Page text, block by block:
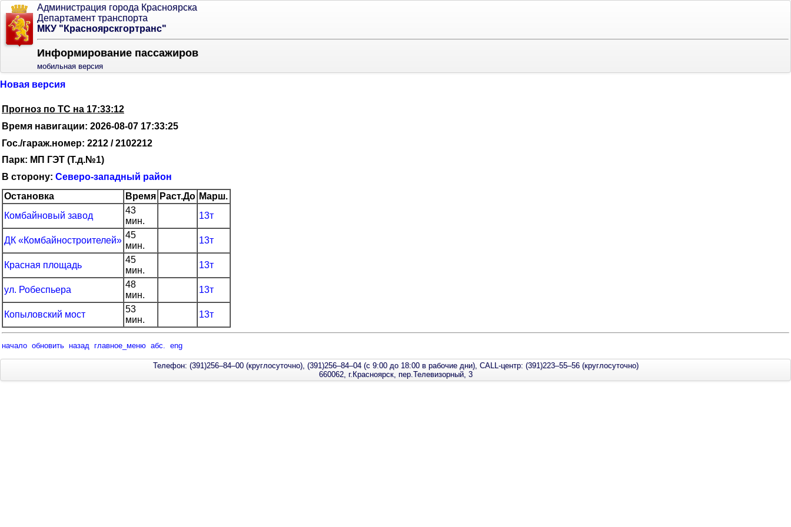
Администрация города Красноярска
Департамент транспорта
МКУ "Красноярскгортранс"
Информирование пассажиров
мобильная версия
Новая версия
Прогноз по ТС на 17:33:12
Время навигации: 2026-08-07 17:33:25
Гос./гараж.номер: 2212 / 2102212
Парк: МП ГЭТ (Т.д.№1)
В сторону: Северо-западный район
Остановка
Время Раст.До Марш.
Комбайновый завод
43
мин.
13т
ДК «Комбайностроителей»
45
мин.
13т
Красная площадь
45
мин.
13т
ул. Робеспьера
48
мин.
13т
Копыловский мост
53
мин.
13т
начало обновить назад главное_меню абс. eng
Телефон: (391)256–84–00 (круглосуточно), (391)256–84–04 (с 9:00 до 18:00 в рабочие дни), CALL-центр: (391)223–55–56 (круглосуточно)
660062, г.Красноярск, пер.Телевизорный, 3